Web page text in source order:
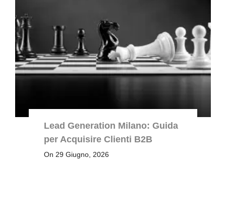
Lead Generation Milano: Guida
per Acquisire Clienti B2B
On 29 Giugno, 2026